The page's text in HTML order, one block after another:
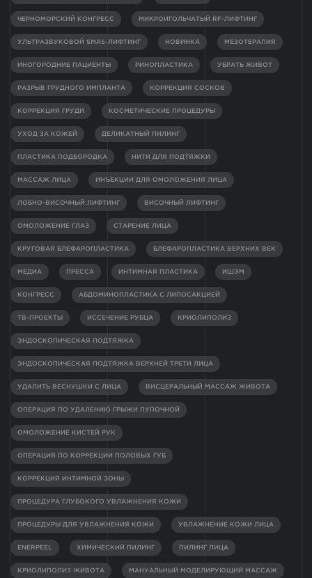
ЧЕРНОМОРСКИЙ КОНГРЕСС МИКРОИГОЛЬЧАТЫЙ RF-ЛИФТИНГ
УЛЬТРАЗВУКОВОЙ SMAS-ЛИФТИНГ НОВИНКА МЕЗОТЕРАПИЯ
ИНОГОРОДНИЕ ПАЦИЕНТЫ РИНОПЛАСТИКА УБРАТЬ ЖИВОТ
РАЗРЫВ ГРУДНОГО ИМПЛАНТА КОРРЕКЦИЯ СОСКОВ
КОРРЕКЦИЯ ГРУДИ КОСМЕТИЧЕСКИЕ ПРОЦЕДУРЫ
УХОД ЗА КОЖЕЙ ДЕЛИКАТНЫЙ ПИЛИНГ
ПЛАСТИКА ПОДБОРОДКА НИТИ ДЛЯ ПОДТЯЖКИ
МАССАЖ ЛИЦА ИНЪЕКЦИИ ДЛЯ ОМОЛОЖЕНИЯ ЛИЦА
ЛОБНО-ВИСОЧНЫЙ ЛИФТИНГ ВИСОЧНЫЙ ЛИФТИНГ
ОМОЛОЖЕНИЕ ГЛАЗ СТАРЕНИЕ ЛИЦА
КРУГОВАЯ БЛЕФАРОПЛАСТИКА БЛЕФАРОПЛАСТИКА ВЕРХНИХ ВЕК
МЕДИА ПРЕССА ИНТИМНАЯ ПЛАСТИКА ИШЭМ
КОНГРЕСС АБДОМИНОПЛАСТИКА С ЛИПОСАКЦИЕЙ
ТВ-ПРОЕКТЫ ИССЕЧЕНИЕ РУБЦА КРИОЛИПОЛИЗ
ЭНДОСКОПИЧЕСКАЯ ПОДТЯЖКА
ЭНДОСКОПИЧЕСКАЯ ПОДТЯЖКА ВЕРХНЕЙ ТРЕТИ ЛИЦА
УДАЛИТЬ ВЕСНУШКИ С ЛИЦА ВИСЦЕРАЛЬНЫЙ МАССАЖ ЖИВОТА
ОПЕРАЦИЯ ПО УДАЛЕНИЮ ГРЫЖИ ПУПОЧНОЙ
ОМОЛОЖЕНИЕ КИСТЕЙ РУК
ОПЕРАЦИЯ ПО КОРРЕКЦИИ ПОЛОВЫХ ГУБ
КОРРЕКЦИЯ ИНТИМНОЙ ЗОНЫ
ПРОЦЕДУРА ГЛУБОКОГО УВЛАЖНЕНИЯ КОЖИ
ПРОЦЕДУРЫ ДЛЯ УВЛАЖНЕНИЯ КОЖИ УВЛАЖНЕНИЕ КОЖИ ЛИЦА
ENERPEEL ХИМИЧЕСКИЙ ПИЛИНГ ПИЛИНГ ЛИЦА
КРИОЛИПОЛИЗ ЖИВОТА МАНУАЛЬНЫЙ МОДЕЛИРУЮЩИЙ МАССАЖ